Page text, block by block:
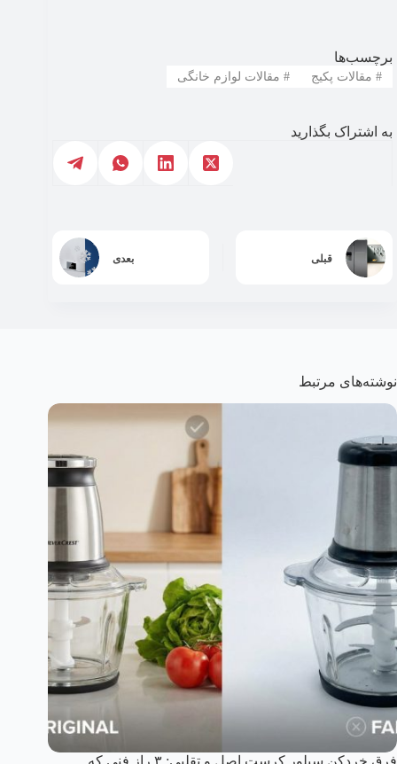
برچسب‌ها
#مقالات پکیج #مقالات لوازم خانگی
به اشتراک بگذارید
قبلی بعدی
نوشته‌های مرتبط
فرق خردکن سیلور کرست اصل و تقلبی: ۳ راز فنی که